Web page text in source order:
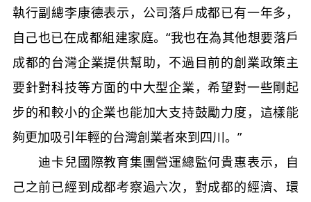
執行副總李康德表示，公司落戶成都已有一年多，
自己也已在成都組建家庭。“我也在為其他想要落戶
成都的台灣企業提供幫助，不過目前的創業政策主
要針對科技等方面的中大型企業，希望對一些剛起
步的和較小的企業也能加大支持鼓勵力度，這樣能
夠更加吸引年輕的台灣創業者來到四川。”
迪卡兒國際教育集團營運總監何貴惠表示，自
己之前已經到成都考察過六次，對成都的經濟、環